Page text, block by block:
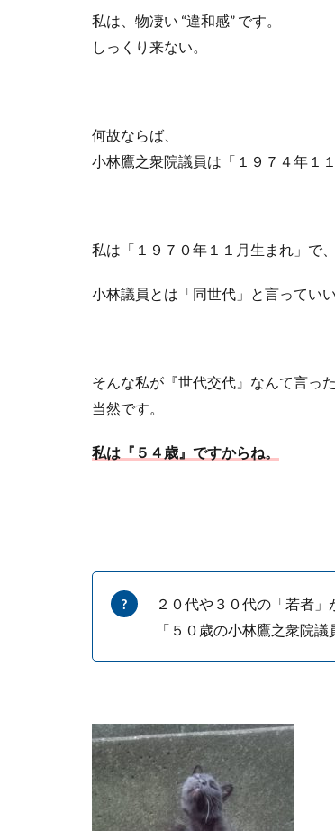
私は、物凄い “違和感” です。
しっくり来ない。
何故ならば、
小林鷹之衆院議員は「１９７４年１
私は「１９７０年１１月生まれ」で
小林議員とは「同世代」と言っていい
そんな私が『世代交代』なんて言っ
当然です。
私は『５４歳』ですからね。
２０代や３０代の「若者」
「５０歳の小林鷹之衆院